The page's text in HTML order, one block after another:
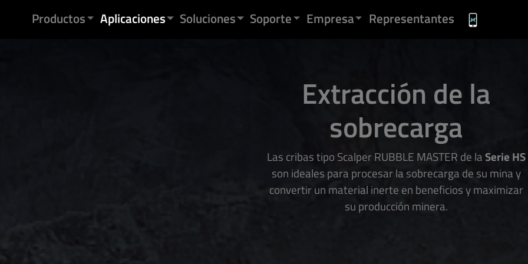
Productos Aplicaciones Soluciones Soporte Empresa Representantes
Extracción de la
sobrecarga
Las cribas tipo Scalper RUBBLE MASTER de laSerie HS
son ideales para procesar la sobrecarga de su mina y
convertir un material inerte en beneficios y maximizar
su producción minera.